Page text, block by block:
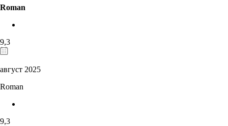
Roman
9,3
август 2025
Roman
9,3